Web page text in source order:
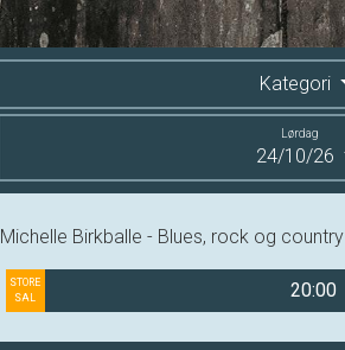
Kategori
Lørdag
24/10/26
Michelle Birkballe - Blues, rock og country
STORE
SAL
20:00